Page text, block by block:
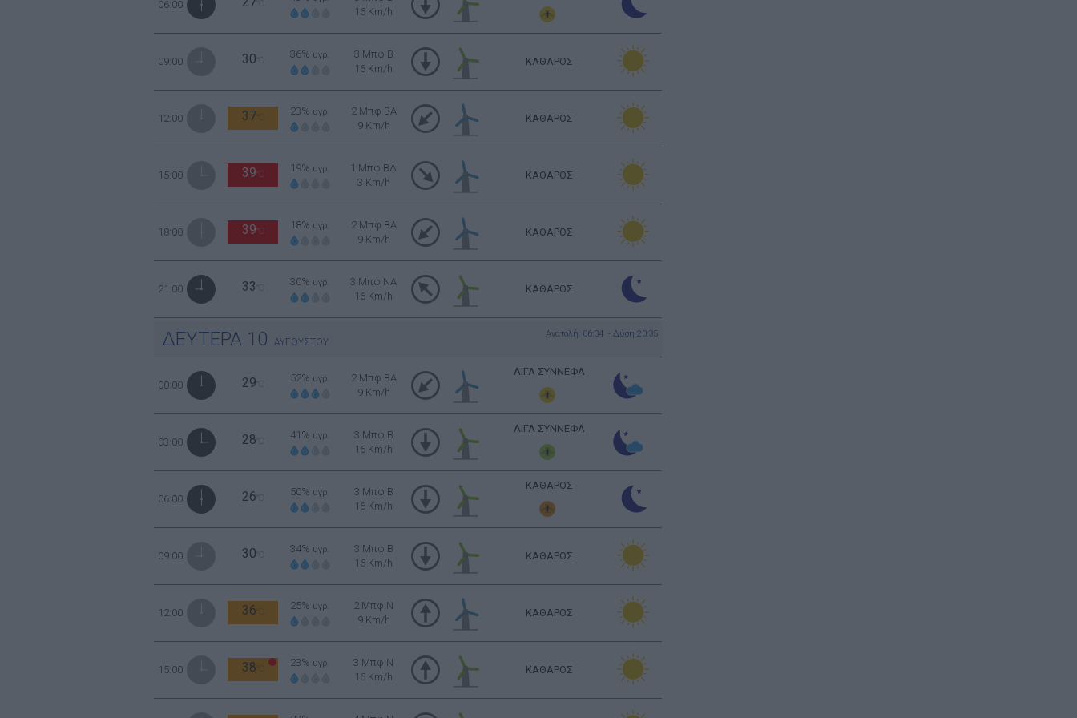
06:00
16 Km/h
09:00 30 36% υγρ.
3 Μπφ B
16 Km/h
ΚΑΘΑΡΟΣ
12:00 37 23% υγρ.
2 Μπφ BA
9 Km/h
ΚΑΘΑΡΟΣ
15:00 39 °C
19% υγρ.
1 Μπφ ΒΔ
3 Km/h
ΚΑΘΑΡΟΣ
18:00 39 °C
18% υγρ.
2 Μπφ BA
9 Km/h
ΚΑΘΑΡΟΣ
21:00 33 30% υγρ.
3 Μπφ NA
16 Km/h
ΚΑΘΑΡΟΣ
ΔΕΥΤΕΡΑ 10 ΑΥΓΟΥΣΤΟΥ
Ανατολή: 06:34 - Δύση 20:35
00:00 29 52% υγρ.
2 Μπφ BA
9 Km/h
ΛΙΓΑ ΣΥΝΝΕΦΑ
03:00 28 41% υγρ.
3 Μπφ B
16 Km/h
ΛΙΓΑ ΣΥΝΝΕΦΑ
06:00 26 50% υγρ.
3 Μπφ B
16 Km/h
ΚΑΘΑΡΟΣ
09:00 30 34% υγρ.
3 Μπφ B
16 Km/h
ΚΑΘΑΡΟΣ
12:00 36 25% υγρ.
2 Μπφ N
9 Km/h
ΚΑΘΑΡΟΣ
15:00 38 23% υγρ.
3 Μπφ N
16 Km/h
ΚΑΘΑΡΟΣ